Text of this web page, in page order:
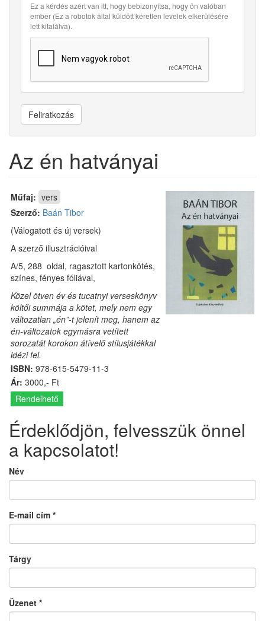
Ez a kérdés azért van itt, hogy bebizonyítsa, hogy ön valóban
ember (Ez a robotok által küldött kéretlen levelek elkerülésére
lett kitalálva).
Feliratkozás
Az én hatványai
Műfaj: vers
Szerző: Baán Tibor
(Válogatott és új versek)
A szerző illusztrációival
A/5, 288 oldal, ragasztott kartonkötés,
színes, fényes fóliával,
Közel ötven év és tucatnyi verseskönyv
költői summája a kötet, mely nem egy
változatlan „én”-t jelenít meg, hanem az
én-változatok egymásra vetített
sorozatát korokon átívelő stílusjátékkal
idézi fel.
ISBN: 978-615-5479-11-3
Ár: 3000,- Ft
Rendelhető
Érdeklődjön, felvesszük önnel
a kapcsolatot!
Név
E-mail cím *
Tárgy
Üzenet *